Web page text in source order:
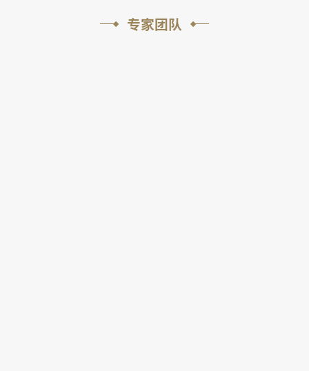
专家团队